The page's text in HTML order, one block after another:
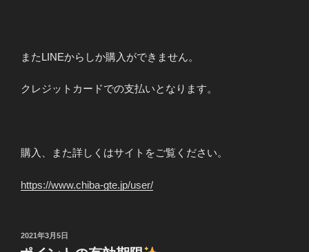
またLINEからしか購入ができません。
クレジットカードでの支払いとなります。
購入、また詳しくはサイトをご覧ください。
https://www.chiba-gte.jp/user/
投
稿
2021年3月5日